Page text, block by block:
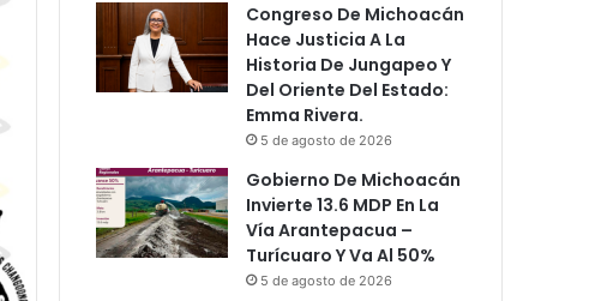
Congreso De Michoacán
Hace Justicia A La
Historia De Jungapeo Y
Del Oriente Del Estado:
Emma Rivera.
5 de agosto de 2026
Gobierno De Michoacán
Invierte 13.6 MDP En La
Vía Arantepacua –
Turícuaro Y Va Al 50%
5 de agosto de 2026